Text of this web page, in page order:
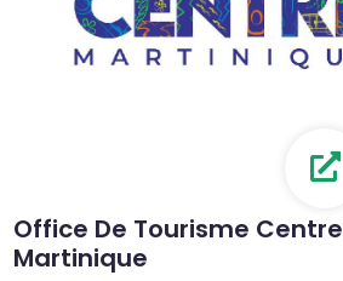
Office De Tourisme Centre
Martinique